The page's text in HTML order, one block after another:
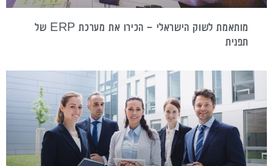
מותאמת לשוק הישראלי – הכירו את מערכת ERP של
תפנית